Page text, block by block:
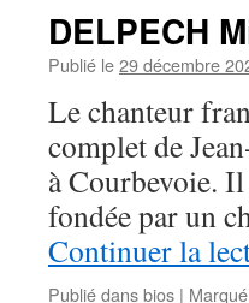
DELPECH
Publié le29 décembre
Le chanteur
complet de
à Courbevoie.
fondée par un
Continuer la
Publié dansbios |